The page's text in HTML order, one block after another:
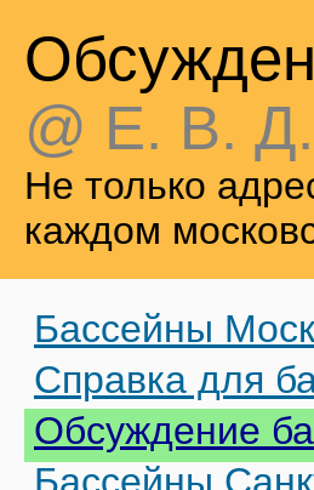
@ Е. В.
Не только
каждом
Бассейны
Справка для
Обсуждение